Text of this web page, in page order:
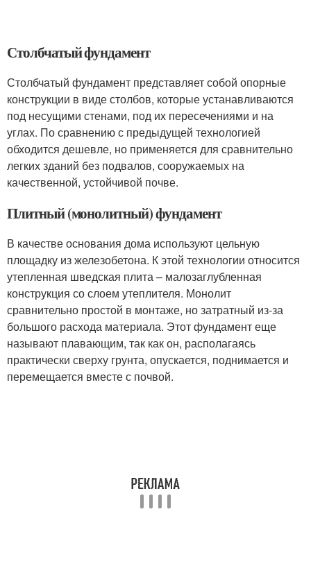
Столбчатый фундамент
Столбчатый фундамент представляет собой опорные
конструкции в виде столбов, которые устанавливаются
под несущими стенами, под их пересечениями и на
углах. По сравнению с предыдущей технологией
обходится дешевле, но применяется для сравнительно
легких зданий без подвалов, сооружаемых на
качественной, устойчивой почве.
Плитный (монолитный) фундамент
В качестве основания дома используют цельную
площадку из железобетона. К этой технологии относится
утепленная шведская плита – малозаглубленная
конструкция со слоем утеплителя. Монолит
сравнительно простой в монтаже, но затратный из-за
большого расхода материала. Этот фундамент еще
называют плавающим, так как он, располагаясь
практически сверху грунта, опускается, поднимается и
перемещается вместе с почвой.